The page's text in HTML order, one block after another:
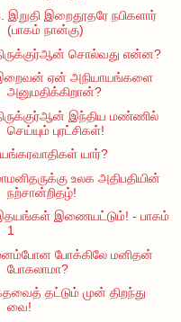
இறுதி இறைதூதரே நபிகளார்
(பாகம் நான்கு)
சொல்வது என்ன?
ஏன் அநியாயங்களை
அனுமதிக்கிறான்?
இந்திய மண்ணில்
செய்யும் புரட்சிகள்!
யார்?
உலக அதிபதியின்
நற்சான்றிதழ்!
இணையட்டும்! - பாகம்
1
போக்கிலே மனிதன்
போகலாமா?
தட்டும் முன் திறந்து
வை!